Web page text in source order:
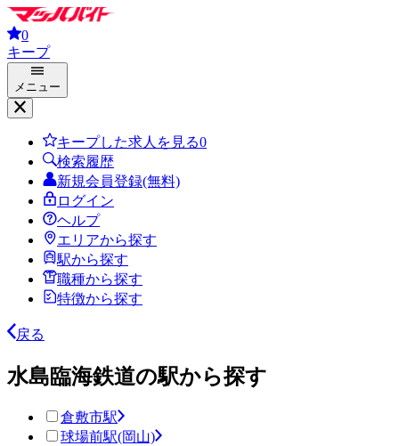
0
キープ
メニュー
キープした求人を見る0
検索履歴
新規会員登録(無料)
ログイン
ヘルプ
エリアから探す
駅から探す
職種から探す
特徴から探す
戻る
水島臨海鉄道の駅から探す
倉敷市駅
球場前駅(岡山)